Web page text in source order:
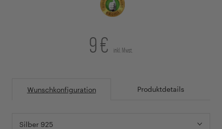
9 € inkl. Mwst.
Wunschkonfiguration Produktdetails
Silber 925